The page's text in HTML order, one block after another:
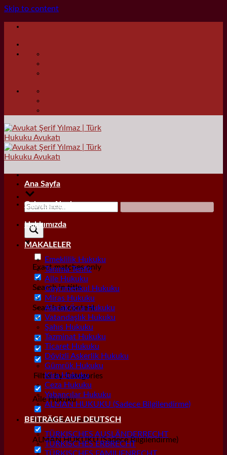
Skip to content
Exact matches only
Search in title
Search in content
Filter by Categories
Aile Hukuku
Alacak/İcra Hukuku
ALMAN HUKUKU (Sadece Bilgilendirme)
Ana Sayfa
Çalışma Alanları
Hakkımızda
MAKALELER
Emeklilik Hukuku
Tanıma Tenfiz
Aile Hukuku
Gayrımenkul Hukuku
Miras Hukuku
Alacak/İcra Hukuku
Vatandaşlık Hukuku
Şahıs Hukuku
Tazminat Hukuku
Ticaret Hukuku
Dövizli Askerlik Hukuku
Gümrük Hukuku
Kira Hukuku
Ceza Hukuku
Yabancılar Hukuku
ALMAN HUKUKU (Sadece Bilgilendirme)
BEITRÄGE AUF DEUTSCH
TÜRKISCHES AUSLÄNDERRECHT
TÜRKISCHES ERBRECHT